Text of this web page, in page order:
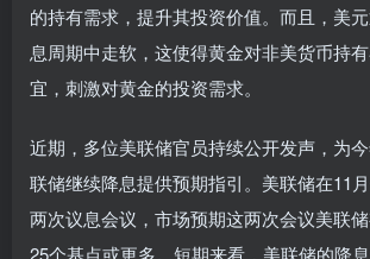
的持有需求，提升其投资价值。而且，美
息周期中走软，这使得黄金对非美货币持
宜，刺激对黄金的投资需求。
近期，多位美联储官员持续公开发声，为
联储继续降息提供预期指引。美联储在11
两次议息会议，市场预期这两次会议美联